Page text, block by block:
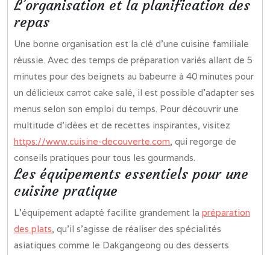
L’organisation et la planification des
repas
Une bonne organisation est la clé d’une cuisine familiale
réussie. Avec des temps de préparation variés allant de 5
minutes pour des beignets au babeurre à 40 minutes pour
un délicieux carrot cake salé, il est possible d’adapter ses
menus selon son emploi du temps. Pour découvrir une
multitude d’idées et de recettes inspirantes, visitez
https://www.cuisine-decouverte.com, qui regorge de
conseils pratiques pour tous les gourmands.
Les équipements essentiels pour une
cuisine pratique
L’équipement adapté facilite grandement la préparation
des plats, qu’il s’agisse de réaliser des spécialités
asiatiques comme le Dakgangeong ou des desserts